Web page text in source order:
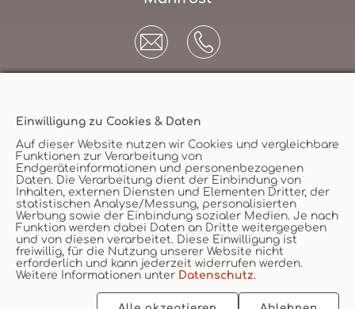
Einwilligung zu Cookies & Daten
Auf dieser Website nutzen wir Cookies und vergleichbare
Funktionen zur Verarbeitung von
Endgeräteinformationen und personenbezogenen
Daten. Die Verarbeitung dient der Einbindung von
Inhalten, externen Diensten und Elementen Dritter, der
statistischen Analyse/Messung, personalisierten
Werbung sowie der Einbindung sozialer Medien. Je nach
Funktion werden dabei Daten an Dritte weitergegeben
und von diesen verarbeitet. Diese Einwilligung ist
freiwillig, für die Nutzung unserer Website nicht
erforderlich und kann jederzeit widerrufen werden.
Weitere Informationen unter Datenschutz.
Versicherungsmakler
Vertrag widerruf
Unternehmen
AGB
Datenschutz
Impressum
Erstinformation
Cookie